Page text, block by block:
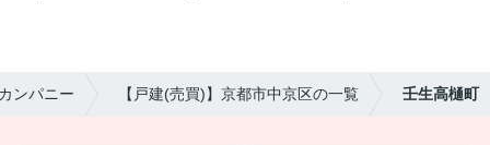
ンパニー 【戸建(売買)】京都市中京区の一覧 壬生高樋町